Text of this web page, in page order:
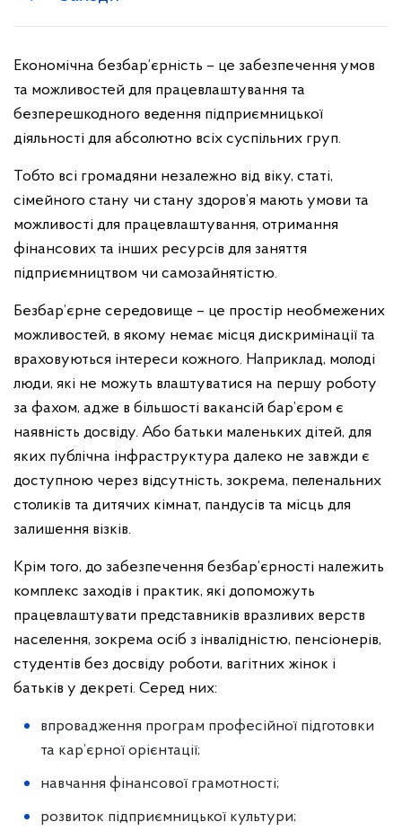
Економічна безбар’єрність – це забезпечення умов
та можливостей для працевлаштування та
безперешкодного ведення підприємницької
діяльності для абсолютно всіх суспільних груп.
Тобто всі громадяни незалежно від віку, статі,
сімейного стану чи стану здоров’я мають умови та
можливості для працевлаштування, отримання
фінансових та інших ресурсів для заняття
підприємництвом чи самозайнятістю.
Безбар’єрне середовище – це простір необмежених
можливостей, в якому немає місця дискримінації та
враховуються інтереси кожного. Наприклад, молоді
люди, які не можуть влаштуватися на першу роботу
за фахом, адже в більшості вакансій бар’єром є
наявність досвіду. Або батьки маленьких дітей, для
яких публічна інфраструктура далеко не завжди є
доступною через відсутність, зокрема, пеленальних
столиків та дитячих кімнат, пандусів та місць для
залишення візків.
Крім того, до забезпечення безбар’єрності належить
комплекс заходів і практик, які допоможуть
працевлаштувати представників вразливих верств
населення, зокрема осіб з інвалідністю, пенсіонерів,
студентів без досвіду роботи, вагітних жінок і
батьків у декреті. Серед них:
впровадження програм професійної підготовки
та кар’єрної орієнтації;
навчання фінансової грамотності;
розвиток підприємницької культури;